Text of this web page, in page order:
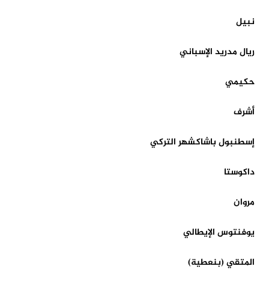
نبيل
ريال مدريد الإسباني
حكيمي
أشرف
إسطنبول باشاكشهر التركي
داكوستا
مروان
يوفنتوس الإيطالي
المتقي (بنعطية)